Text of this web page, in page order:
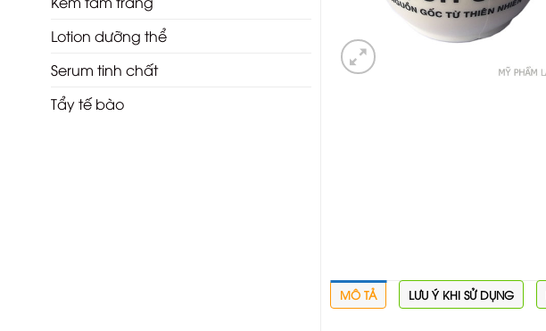
Lotion dưỡng thể
Serum tinh chất
Tẩy tế bào
MÔ TẢ LƯU Ý KHI SỬ DỤNG